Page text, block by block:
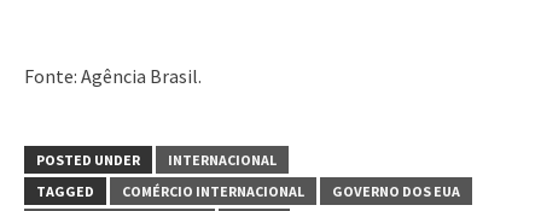
Fonte: Agência Brasil.
POSTED UNDER
INTERNACIONAL
TAGGED
COMÉRCIO INTERNACIONAL
GOVERNO DOS EUA